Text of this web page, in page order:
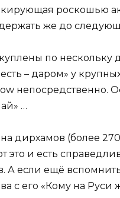
роскошью
же до
по
– даром» у
непосредственно.
…
дирхамов (более
это и есть
А если ещё
с его «Кому на Руси